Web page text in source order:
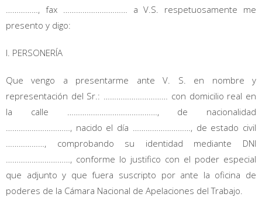
……………, fax ………………………… a V.S. respetuosamente me
presento y digo:
I. PERSONERÍA
Que vengo a presentarme ante V. S. en nombre y
representación del Sr.: ………………………… con domicilio real en
la calle ……………………………………, de nacionalidad
…………………………, nacido el día ………………………, de estado civil
………………, comprobando su identidad mediante DNI
…………………………, conforme lo justifico con el poder especial
que adjunto y que fuera suscripto por ante la oficina de
poderes de la Cámara Nacional de Apelaciones del Trabajo.